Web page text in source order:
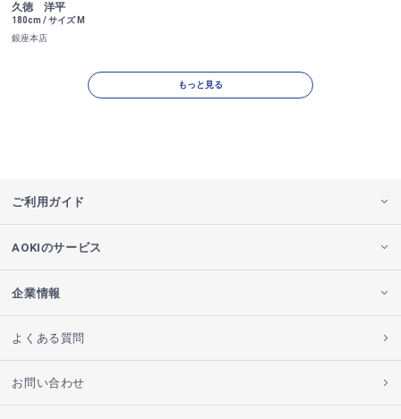
久徳 洋平
180cm / サイズ M
銀座本店
もっと見る
ご利用ガイド
AOKIのサービス
企業情報
よくある質問
お問い合わせ